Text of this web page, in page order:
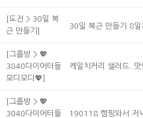
[도전 > 30일 복
근 만들기]
30일 복근 만들기 8일
[그룹방 > 💖
3040다이어터들
모디모디💖]
케일치커리 샐러드..
[그룹방 > 💖
3040다이어터들
190118 캠핑와서 저